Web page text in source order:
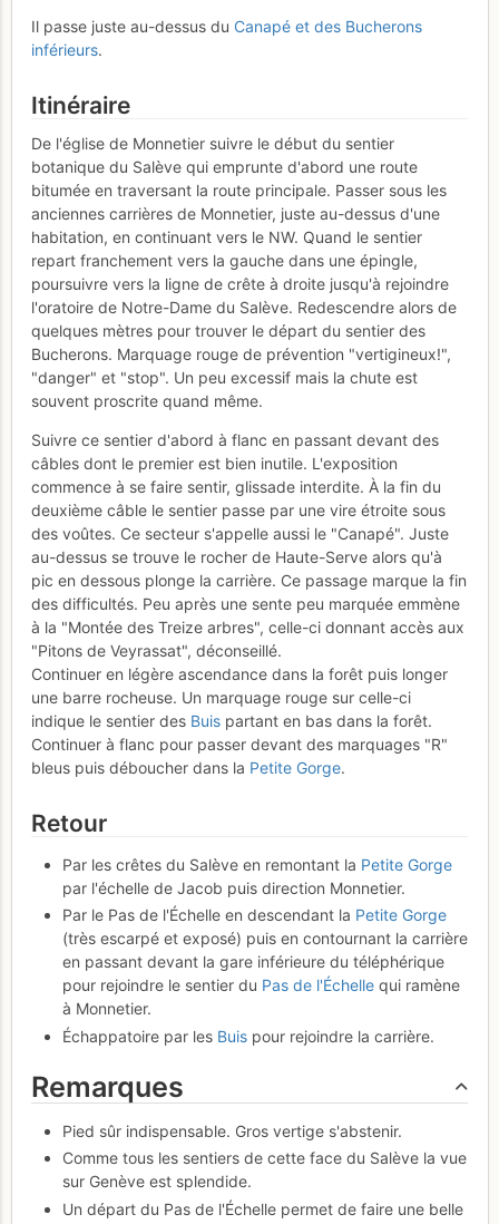
Il passe juste au-dessus du Canapé et des Bucherons
inférieurs.
Itinéraire
De l'église de Monnetier suivre le début du sentier
botanique du Salève qui emprunte d'abord une route
bitumée en traversant la route principale. Passer sous les
anciennes carrières de Monnetier, juste au-dessus d'une
habitation, en continuant vers le NW. Quand le sentier
repart franchement vers la gauche dans une épingle,
poursuivre vers la ligne de crête à droite jusqu'à rejoindre
l'oratoire de Notre-Dame du Salève. Redescendre alors de
quelques mètres pour trouver le départ du sentier des
Bucherons. Marquage rouge de prévention "vertigineux!",
"danger" et "stop". Un peu excessif mais la chute est
souvent proscrite quand même.
Suivre ce sentier d'abord à flanc en passant devant des
câbles dont le premier est bien inutile. L'exposition
commence à se faire sentir, glissade interdite. À la fin du
deuxième câble le sentier passe par une vire étroite sous
des voûtes. Ce secteur s'appelle aussi le "Canapé". Juste
au-dessus se trouve le rocher de Haute-Serve alors qu'à
pic en dessous plonge la carrière. Ce passage marque la fin
des difficultés. Peu après une sente peu marquée emmène
à la "Montée des Treize arbres", celle-ci donnant accès aux
"Pitons de Veyrassat", déconseillé.
Continuer en légère ascendance dans la forêt puis longer
une barre rocheuse. Un marquage rouge sur celle-ci
indique le sentier des Buis partant en bas dans la forêt.
Continuer à flanc pour passer devant des marquages "R"
bleus puis déboucher dans la Petite Gorge.
Retour
Par les crêtes du Salève en remontant la Petite Gorge
par l'échelle de Jacob puis direction Monnetier.
Par le Pas de l'Échelle en descendant la Petite Gorge
(très escarpé et exposé) puis en contournant la carrière
en passant devant la gare inférieure du téléphérique
pour rejoindre le sentier du Pas de l'Échelle qui ramène
à Monnetier.
Échappatoire par les Buis pour rejoindre la carrière.
Remarques
Pied sûr indispensable. Gros vertige s'abstenir.
Comme tous les sentiers de cette face du Salève la vue
sur Genève est splendide.
Un départ du Pas de l'Échelle permet de faire une belle